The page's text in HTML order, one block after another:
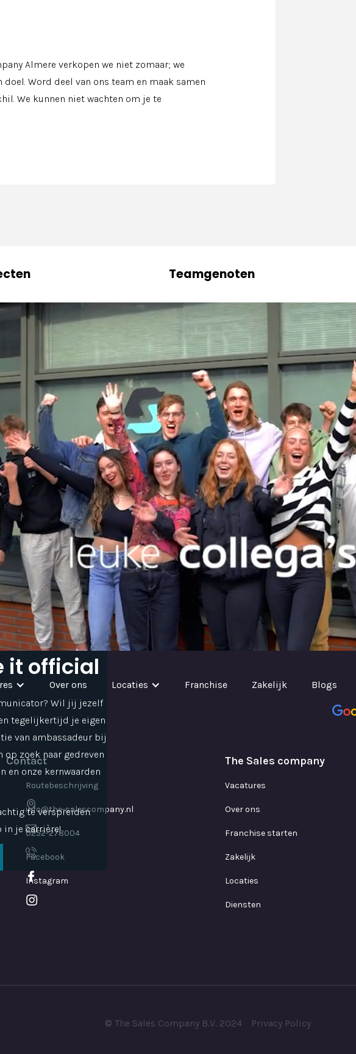
Almere verkopen we niet zomaar; we
doel. Word deel van ons team en maak samen
We kunnen niet wachten om je te
Teamgenoten
it official
Wil jij jezelf
tegelijkertijd je eigen
van ambassadeur bij
zoek naar gedreven
en onze kernwaarden
te verspreiden.
in je carrière!
Over ons Locaties Franchise Zakelijk Blogs
Contact
Routebeschrijving
info@the-salescompany.nl
0252-278004
Facebook
Instagram
The Sales company
Vacatures
Over ons
Franchise starten
Zakelijk
Locaties
Diensten
© The Sales Company B.V. 2024 Privacy Policy